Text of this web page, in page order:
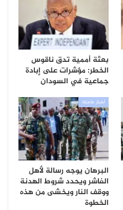
بعثة أممية تدق ناقوس
الخطر: مؤشرات على إبادة
جماعية في السودان
أخبار عاجلة
البرهان يوجه رسالة لأهل
الفاشر ويحدد شروط الهدنة
ووقف النار ويخشى من هذه
الخطوة